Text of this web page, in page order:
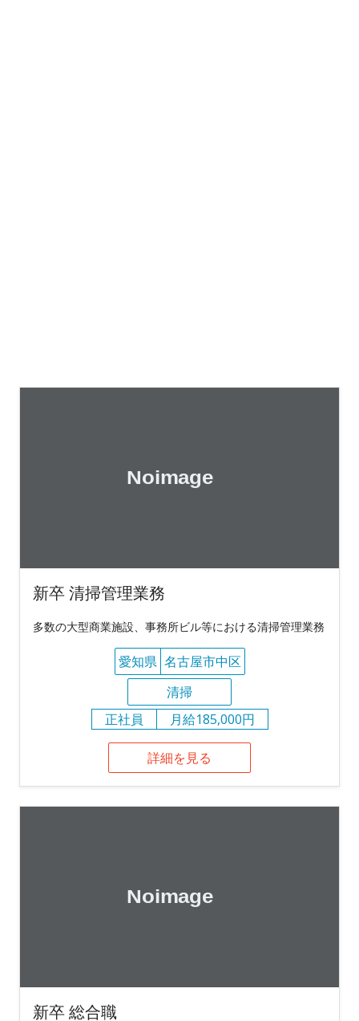
新卒 清掃管理業務
多数の大型商業施設、事務所ビル等における清掃管理業務
愛知県 名古屋市中区
清掃
正社員
月給185,000円
詳細を見る
新卒 総合職